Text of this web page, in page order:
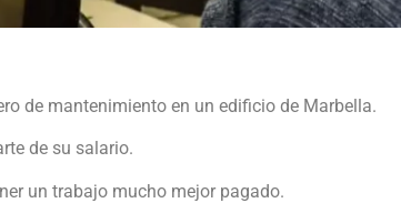
de mantenimiento en un edificio de Marbella.
de su salario.
un trabajo mucho mejor pagado.